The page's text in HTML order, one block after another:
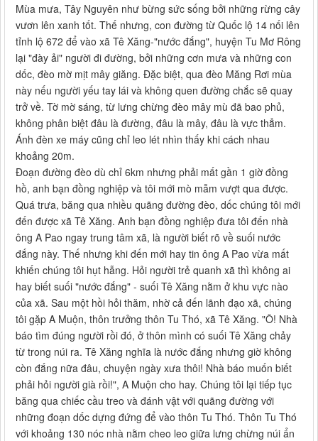
Mùa mưa, Tây Nguyên như bừng sức sống bởi những rừng cây
vươn lên xanh tốt. Thế nhưng, con đường từ Quốc lộ 14 nối lên
tỉnh lộ 672 để vào xã Tê Xăng-"nước đắng", huyện Tu Mơ Rông
lại "đày ải" người đi đường, bởi những cơn mưa và những con
dốc, đèo mờ mịt mây giăng. Đặc biệt, qua đèo Măng Rơi mùa
này nếu người yếu tay lái và không quen đường chắc sẽ quay
trở về. Tờ mờ sáng, từ lưng chừng đèo mây mù đã bao phủ,
không phân biệt đâu là đường, đâu là mây, đâu là vực thẳm.
Ánh đèn xe máy cũng chỉ leo lét nhìn thấy khi cách nhau
khoảng 20m.
Đoạn đường đèo dù chỉ 6km nhưng phải mất gần 1 giờ đồng
hồ, anh bạn đồng nghiệp và tôi mới mò mẫm vượt qua được.
Quá trưa, băng qua nhiều quãng đường đèo, dốc chúng tôi mới
đến được xã Tê Xăng. Anh bạn đồng nghiệp đưa tôi đến nhà
ông A Pao ngay trung tâm xã, là người biết rõ về suối nước
đắng này. Thế nhưng khi đến mới hay tin ông A Pao vừa mất
khiến chúng tôi hụt hẫng. Hỏi người trẻ quanh xã thì không ai
hay biết suối "nước đắng" - suối Tê Xăng nằm ở khu vực nào
của xã. Sau một hồi hỏi thăm, nhờ cả đến lãnh đạo xã, chúng
tôi gặp A Muộn, thôn trưởng thôn Tu Thó, xã Tê Xăng. "Ô! Nhà
báo tìm đúng người rồi đó, ở thôn mình có suối Tê Xăng chảy
từ trong núi ra. Tê Xăng nghĩa là nước đắng nhưng giờ không
còn đắng nữa đâu, chuyện ngày xưa thôi! Nhà báo muốn biết
phải hỏi người già rồi!", A Muộn cho hay. Chúng tôi lại tiếp tục
băng qua chiếc cầu treo và đánh vật với quãng đường với
những đoạn dốc dựng đứng để vào thôn Tu Thó. Thôn Tu Thó
với khoảng 130 nóc nhà nằm cheo leo giữa lưng chừng núi ẩn